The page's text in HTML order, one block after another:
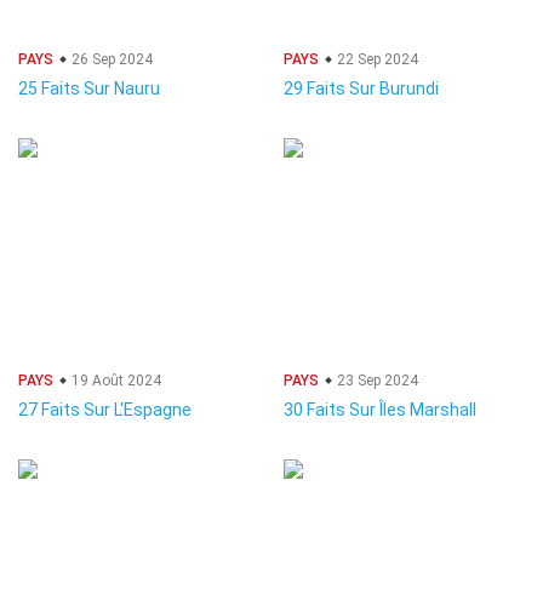
PAYS 26 Sep 2024
25 Faits Sur Nauru
PAYS 22 Sep 2024
29 Faits Sur Burundi
PAYS 19 Août 2024
27 Faits Sur L'Espagne
PAYS 23 Sep 2024
30 Faits Sur Îles Marshall